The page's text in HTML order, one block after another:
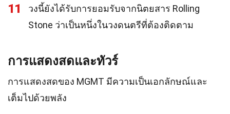
11
วงนี้ยังได้รับการยอมรับจากนิตยสาร Rolling
Stone ว่าเป็นหนึ่งในวงดนตรีที่ต้องติดตาม
การแสดงสดและทัวร์
การแสดงสดของ MGMT มีความเป็นเอกลักษณ์และ
เต็มไปด้วยพลัง